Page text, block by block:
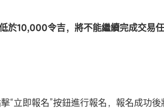
於10,000令吉，將不能繼續完成交易
“立即報名”按鈕進行報名，報名成功